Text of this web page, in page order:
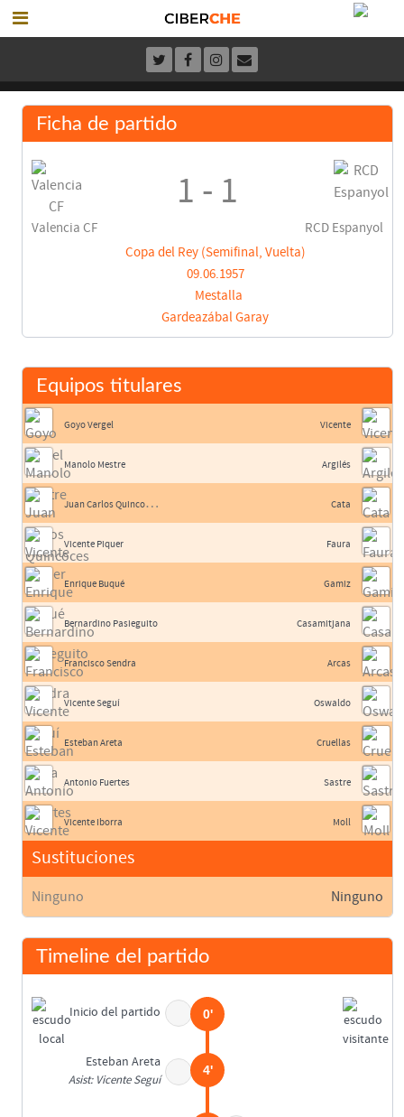
Ficha de partido
Valencia CF
1 - 1
RCD Espanyol
Copa del Rey (Semifinal, Vuelta)
09.06.1957
Mestalla
Gardeazábal Garay
Equipos titulares
Goyo Vergel
Manolo Mestre
J
uan Carlos Quincoces II
Vicente Piquer
Enrique Buqué
Bernardino Pasieguito
Francisco Sendra
Vicente Seguí
Esteban Areta
Antonio Fuertes
Vicente Iborra
Sustituciones
Ninguno
Vicente
Argilés
Cata
Faura
Gamiz
Casamitjana
Arcas
Oswaldo
Cruellas
Sastre
Moll
Ninguno
Timeline del partido
Inicio del partido 0'
Esteban Areta
Asist: Vicente Seguí
4'